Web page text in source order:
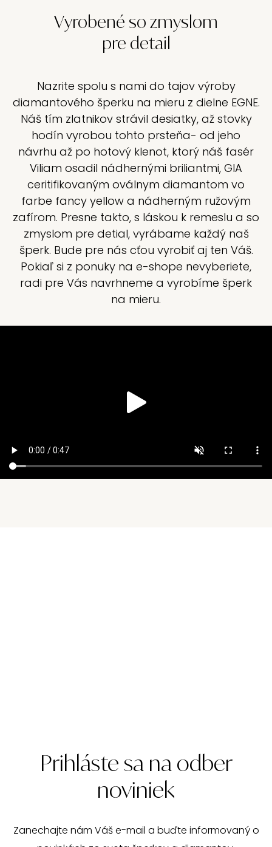
Vyrobené so zmyslom
pre detail
Nazrite spolu s nami do tajov výroby
diamantového šperku na mieru z dielne EGNE.
Náš tím zlatnikov strávil desiatky, až stovky
hodín vyrobou tohto prsteňa- od jeho
návrhu až po hotový klenot, ktorý náš fasér
Viliam osadil nádhernými briliantmi, GIA
ceritifikovaným oválnym diamantom vo
farbe fancy yellow a nádherným ružovým
zafírom. Presne takto, s láskou k remeslu a so
zmyslom pre detial, vyrábame každý naš
šperk. Bude pre nás cťou vyrobiť aj ten Váš.
Pokiaľ si z ponuky na e-shope nevyberiete,
radi pre Vás navrhneme a vyrobíme šperk
na mieru.
Prihláste sa na odber
noviniek
Zanechajte nám Váš e-mail a buďte informovaný o